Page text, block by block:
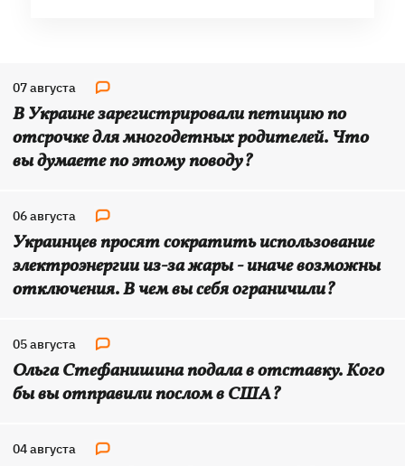
07 августа
В Украине зарегистрировали петицию по
отсрочке для многодетных родителей. Что
вы думаете по этому поводу?
06 августа
Украинцев просят сократить использование
электроэнергии из-за жары - иначе возможны
отключения. В чем вы себя ограничили?
05 августа
Ольга Стефанишина подала в отставку. Кого
бы вы отправили послом в США?
04 августа